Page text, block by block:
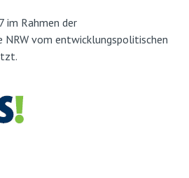
im Rahmen der
vom entwicklungspolitischen